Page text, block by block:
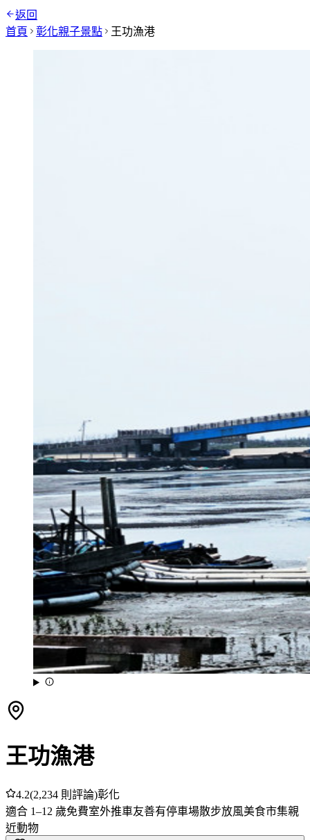
返回
首頁
彰化親子景點 王功漁港
王功漁港
4.2(2,234 則評論)彰化
適合 1–12 歲免費室外推車友善有停車場散步放風美食市集親
近動物